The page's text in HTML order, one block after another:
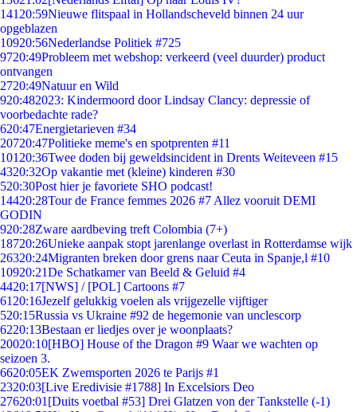
141 20:59Nieuwe flitspaal in Hollandscheveld binnen 24 uur
opgeblazen
10920:56Nederlandse Politiek #725
9720:49Probleem met webshop: verkeerd (veel duurder) product
ontvangen
2720:49Natuur en Wild
920:482023: Kindermoord door Lindsay Clancy: depressie of
voorbedachte rade?
620:47Energietarieven #34
20720:47Politieke meme's en spotprenten #11
101 20:36Twee doden bij geweldsincident in Drents Weiteveen #15
4320:32Op vakantie met (kleine) kinderen #30
520:30Post hier je favoriete SHO podcast!
14420:28Tour de France femmes 2026 #7 Allez vooruit DEMI
GODIN
920:28Zware aardbeving treft Colombia (7+)
18720:26Unieke aanpak stopt jarenlange overlast in Rotterdamse wijk
26320:24Migranten breken door grens naar Ceuta in Spanje,l #10
10920:21De Schatkamer van Beeld & Geluid #4
4420:17[NWS] / [POL] Cartoons #7
61 20:16Jezelf gelukkig voelen als vrijgezelle vijftiger
520:15Russia vs Ukraine #92 de hegemonie van unclescorp
6220:13Bestaan er liedjes over je woonplaats?
20020:10[HBO] House of the Dragon #9 Waar we wachten op
seizoen 3.
6620:05EK Zwemsporten 2026 te Parijs #1
2320:03[Live Eredivisie #1788] In Excelsiors Deo
27620:01 [Duits voetbal #53] Drei Glatzen von der Tankstelle (-1)